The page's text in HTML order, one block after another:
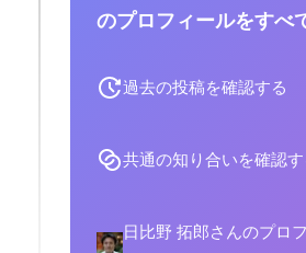
のプロフィールをすべ
過去の投稿を確認する
共通の知り合いを確認す
日比野 拓郎さんのプロ